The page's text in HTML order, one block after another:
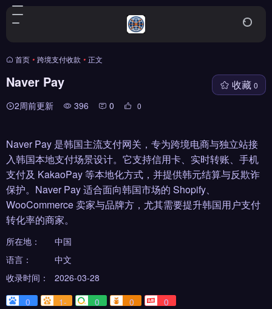
首页 • 跨境支付收款 • 正文
Naver Pay
2周前更新 396 0 0
收藏 0
Naver Pay 是韩国主流支付网关，专为跨境电商与独立站接
入韩国本地支付场景设计。它支持信用卡、实时转账、手机
支付及 KakaoPay 等本地化方式，并提供韩元结算与反欺诈
保护。Naver Pay 适合面向韩国市场的 Shopify、
WooCommerce 卖家与品牌方，尤其需要提升韩国用户支付
转化率的商家。
所在地：
中国
语言：
中文
收录时间：
2026-03-28
0
1- 0 0 0